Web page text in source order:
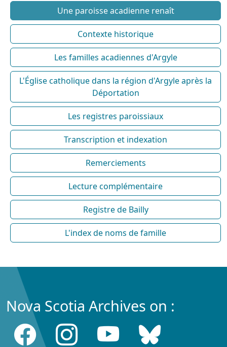
Une paroisse acadienne renaît
Contexte historique
Les familles acadiennes d'Argyle
L'Église catholique dans la région d'Argyle après la
Déportation
Les registres paroissiaux
Transcription et indexation
Remerciements
Lecture complémentaire
Registre de Bailly
L'index de noms de famille
Nova Scotia Archives on :